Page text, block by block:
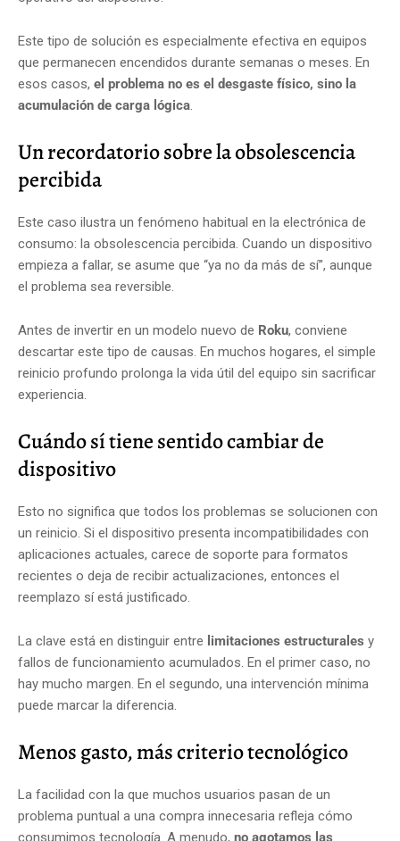
Este tipo de solución es especialmente efectiva en equipos
que permanecen encendidos durante semanas o meses. En
esos casos, el problema no es el desgaste físico, sino la
acumulación de carga lógica.
Un recordatorio sobre la obsolescencia
percibida
Este caso ilustra un fenómeno habitual en la electrónica de
consumo: la obsolescencia percibida. Cuando un dispositivo
empieza a fallar, se asume que “ya no da más de sí”, aunque
el problema sea reversible.
Antes de invertir en un modelo nuevo de Roku, conviene
descartar este tipo de causas. En muchos hogares, el simple
reinicio profundo prolonga la vida útil del equipo sin sacrificar
experiencia.
Cuándo sí tiene sentido cambiar de
dispositivo
Esto no significa que todos los problemas se solucionen con
un reinicio. Si el dispositivo presenta incompatibilidades con
aplicaciones actuales, carece de soporte para formatos
recientes o deja de recibir actualizaciones, entonces el
reemplazo sí está justificado.
La clave está en distinguir entre limitaciones estructurales y
fallos de funcionamiento acumulados. En el primer caso, no
hay mucho margen. En el segundo, una intervención mínima
puede marcar la diferencia.
Menos gasto, más criterio tecnológico
La facilidad con la que muchos usuarios pasan de un
problema puntual a una compra innecesaria refleja cómo
consumimos tecnología. A menudo, no agotamos las